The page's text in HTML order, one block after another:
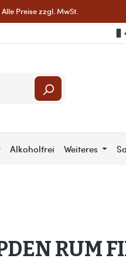
Preise zzgl. MwSt.
Alkoholfrei Weiteres
RUM